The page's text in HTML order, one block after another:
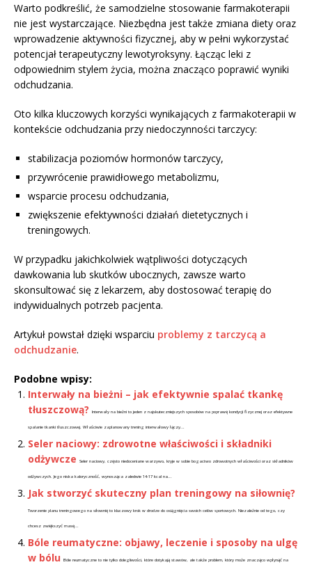
Warto podkreślić, że samodzielne stosowanie farmakoterapii
nie jest wystarczające. Niezbędna jest także zmiana diety oraz
wprowadzenie aktywności fizycznej, aby w pełni wykorzystać
potencjał terapeutyczny lewotyroksyny. Łącząc leki z
odpowiednim stylem życia, można znacząco poprawić wyniki
odchudzania.
Oto kilka kluczowych korzyści wynikających z farmakoterapii w
kontekście odchudzania przy niedoczynności tarczycy:
stabilizacja poziomów hormonów tarczycy,
przywrócenie prawidłowego metabolizmu,
wsparcie procesu odchudzania,
zwiększenie efektywności działań dietetycznych i
treningowych.
W przypadku jakichkolwiek wątpliwości dotyczących
dawkowania lub skutków ubocznych, zawsze warto
skonsultować się z lekarzem, aby dostosować terapię do
indywidualnych potrzeb pacjenta.
Artykuł powstał dzięki wsparciu problemy z tarczycą a
odchudzanie.
Podobne wpisy:
Interwały na bieżni – jak efektywnie spalać tkankę
tłuszczową?
Interwały na bieżni to jeden z najskuteczniejszych sposobów na poprawę kondycji fizycznej oraz efektywne
spalanie tkanki tłuszczowej. Właściwie zaplanowany trening interwałowy łączy...
Seler naciowy: zdrowotne właściwości i składniki
odżywcze
Seler naciowy, często niedoceniane warzywo, kryje w sobie bogactwo zdrowotnych właściwości oraz składników
odżywczych. Jego niska kaloryczność, wynosząca zaledwie 14-17 kcal na...
Jak stworzyć skuteczny plan treningowy na siłownię?
Tworzenie planu treningowego na siłownię to kluczowy krok w drodze do osiągnięcia swoich celów sportowych. Niezależnie od tego, czy
chcesz zwiększyć masę...
Bóle reumatyczne: objawy, leczenie i sposoby na ulgę
w bólu
Bóle reumatyczne to nie tylko dolegliwości, które dotykają stawów, ale także problem, który może znacząco wpłynąć na